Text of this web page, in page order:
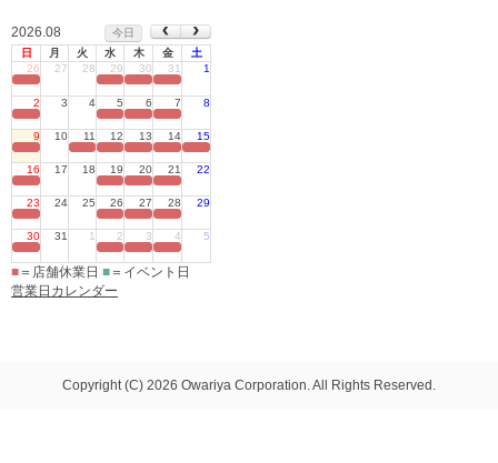
2026.08
今日
日
月 火 水 木 金
土
26
27 28 29 30 31 1
2 3 4 5 6 7 8
9 10 11 12 13 14 15
16 17 18 19 20 21 22
23 24 25 26 27 28 29
30 31 1 2 3 4 5
■ ＝店舗休業日 ■ ＝イベント日
営業日カレンダー
Copyright (C) 2026 Owariya Corporation. All Rights Reserved.